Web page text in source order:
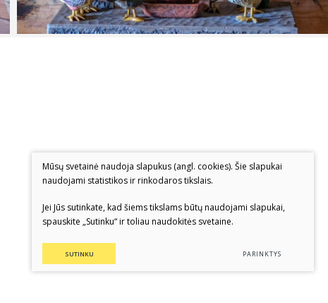
Mūsų svetainė naudoja slapukus (angl. cookies). Šie slapukai
naudojami statistikos ir rinkodaros tikslais.
Jei Jūs sutinkate, kad šiems tikslams būtų naudojami slapukai,
spauskite „Sutinku“ ir toliau naudokitės svetaine.
SUTINKU PARINKTYS